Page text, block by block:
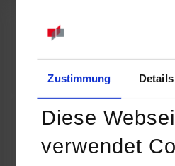
Zustimmung Details
Diese
verwendet
Online INDIS-Infoveranstaltung
Zum Event
Technologietag: Clean
nachhaltige Mobilität im